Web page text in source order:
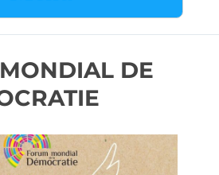
DE